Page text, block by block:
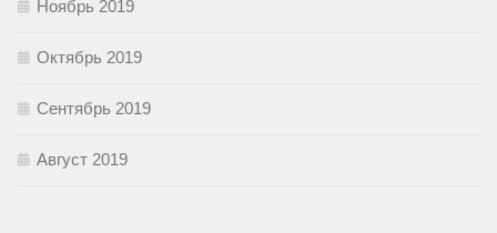
Ноябрь 2019
Октябрь 2019
Сентябрь 2019
Август 2019